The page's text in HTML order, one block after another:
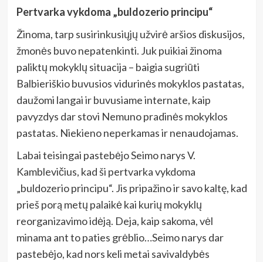
Pertvarka vykdoma „buldozerio principu“
Žinoma, tarp susirinkusiųjų užvirė aršios diskusijos,
žmonės buvo nepatenkinti. Juk puikiai žinoma
paliktų mokyklų situacija – baigia sugriūti
Balbieriškio buvusios vidurinės mokyklos pastatas,
daužomi langai ir buvusiame internate, kaip
pavyzdys dar stovi Nemuno pradinės mokyklos
pastatas. Niekieno neperkamas ir nenaudojamas.
Labai teisingai pastebėjo Seimo narys V.
Kamblevičius, kad ši pertvarka vykdoma
„buldozerio principu“. Jis pripažino ir savo kaltę, kad
prieš porą metų palaikė kai kurių mokyklų
reorganizavimo idėją. Deja, kaip sakoma, vėl
minama ant to paties grėblio…Seimo narys dar
pastebėjo, kad nors keli metai savivaldybės